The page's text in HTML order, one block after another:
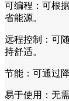
可编程：可根
省能源。
远程控制：可
持舒适。
节能：可通过
易于使用：无